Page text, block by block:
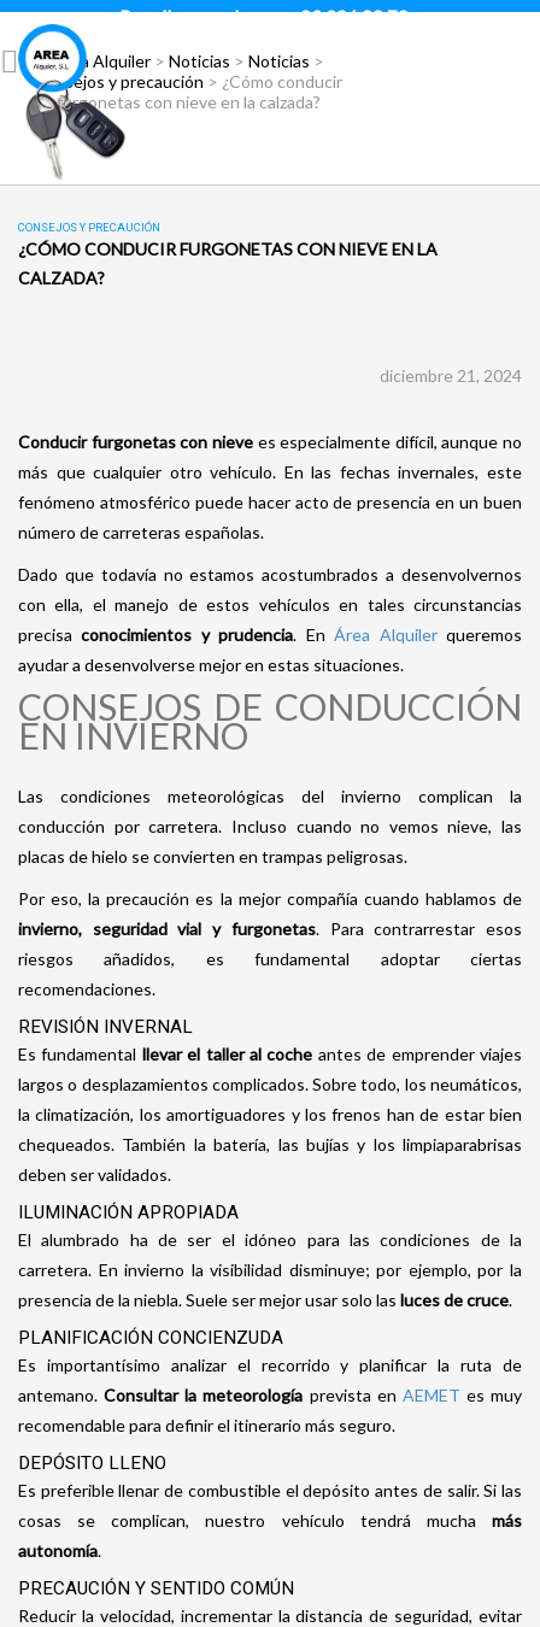
Para llamar pulsar: 93 296 88 78
Área Alquiler> Noticias > Noticias >
Consejos y precaución > ¿Cómo conducir
furgonetas con nieve en la calzada?
CONSEJOS Y PRECAUCIÓN
¿CÓMO CONDUCIR FURGONETAS CON NIEVE EN LA
CALZADA?
diciembre 21, 2024
Conducir furgonetas con nievees especialmente difícil, aunque no
más que cualquier otro vehículo. En las fechas invernales, este
fenómeno atmosférico puede hacer acto de presencia en un buen
número de carreteras españolas.
Dado que todavía no estamos acostumbrados a desenvolvernos
con ella, el manejo de estos vehículos en tales circunstancias
precisaconocimientos y prudencia. EnÁrea Alquilerqueremos
ayudar a desenvolverse mejor en estas situaciones.
CONSEJOS DE CONDUCCIÓN
EN INVIERNO
Las condiciones meteorológicas del invierno complican la
conducción por carretera. Incluso cuando no vemos nieve, las
placas de hielo se convierten en trampas peligrosas.
Por eso, la precaución es la mejor compañía cuando hablamos de
invierno, seguridad vial y furgonetas. Para contrarrestar esos
riesgos añadidos, es fundamental adoptar ciertas
recomendaciones.
REVISIÓN INVERNAL
Es fundamental llevar el taller al coche antes de emprender viajes
largos o desplazamientos complicados. Sobre todo, los neumáticos,
la climatización, los amortiguadores y los frenos han de estar bien
chequeados. También la batería, las bujías y los limpiaparabrisas
deben ser validados.
ILUMINACIÓN APROPIADA
El alumbrado ha de ser el idóneo para las condiciones de la
carretera. En invierno la visibilidad disminuye; por ejemplo, por la
presencia de la niebla. Suele ser mejor usar solo las luces de cruce.
PLANIFICACIÓN CONCIENZUDA
Es importantísimo analizar el recorrido y planificar la ruta de
antemano.Consultar la meteorología prevista en AEMET es muy
recomendable para definir el itinerario más seguro.
DEPÓSITO LLENO
Es preferible llenar de combustible el depósito antes de salir. Si las
cosas se complican, nuestro vehículo tendrá mucha más
autonomía.
PRECAUCIÓN Y SENTIDO COMÚN
Reducir la velocidad, incrementar la distancia de seguridad, evitar